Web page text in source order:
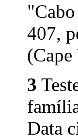
407,
3
Data